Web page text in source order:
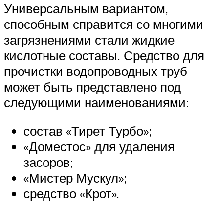
Универсальным вариантом,
способным справится со многими
загрязнениями стали жидкие
кислотные составы. Средство для
прочистки водопроводных труб
может быть представлено под
следующими наименованиями:
состав «Тирет Турбо»;
«Доместос» для удаления
засоров;
«Мистер Мускул»;
средство «Крот».